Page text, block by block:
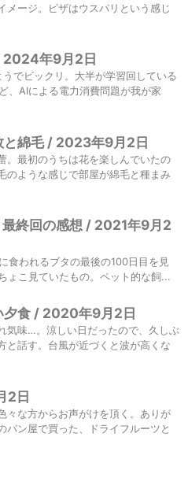
メージ。ピザはウスパリという感じ
2024年9月2日
でビックリ。大半が学習回している
、AIによる電力消費問題が我が家
と綿毛 / 2023年9月2日
。最初のうちは花を楽しんでいたの
のような感じで部屋が綿毛と種まみ
終回の感想 / 2021年9月2
食われるブタの最後の100日目を見
ょこ見ていたもの。ペット的な飼...
夕食 / 2020年9月2日
気味…。涼しい日だったので、久しぶ
と話す。台風が近づくと波が高くな
2日
々な方からお声がけを頂く。ありが
パン屋で買った、ドライフルーツと